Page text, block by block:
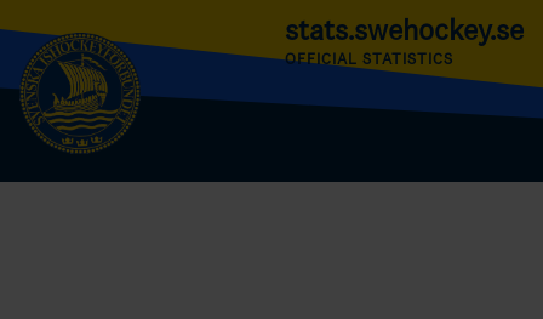
stats.swehockey.se
OFFICIAL STATISTICS